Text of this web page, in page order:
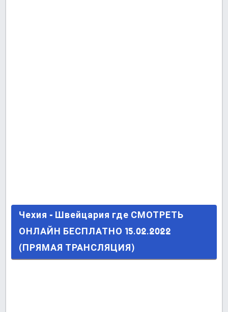
Чехия - Швейцария где СМОТРЕТЬ ОНЛАЙН
БЕСПЛАТНО 15.02.2022 (ПРЯМАЯ
ТРАНСЛЯЦИЯ)
Чехия - Швейцария где СМОТРЕТЬ
ОНЛАЙН БЕСПЛАТНО 15.02.2022
(ПРЯМАЯ ТРАНСЛЯЦИЯ)